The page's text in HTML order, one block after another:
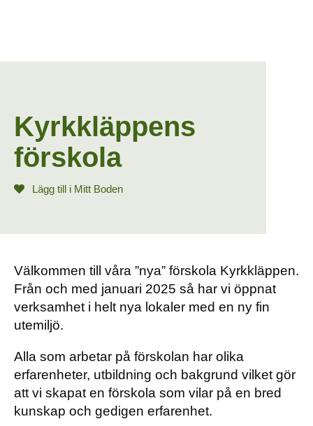
Kyrkkläppens
förskola
Lägg till i Mitt Boden
Välkommen till våra ”nya” förskola Kyrkkläppen.
Från och med januari 2025 så har vi öppnat
verksamhet i helt nya lokaler med en ny fin
utemiljö.
Alla som arbetar på förskolan har olika
erfarenheter, utbildning och bakgrund vilket gör
att vi skapat en förskola som vilar på en bred
kunskap och gedigen erfarenhet.